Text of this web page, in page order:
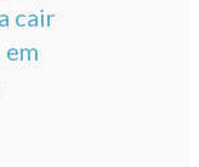
cair